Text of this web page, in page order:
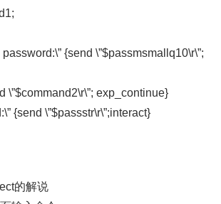
password:\” {send \”$passmsmallq10\r\”;
\”$command2\r\”; exp_continue}
{send \”$passstr\r\”;interact}
的解说